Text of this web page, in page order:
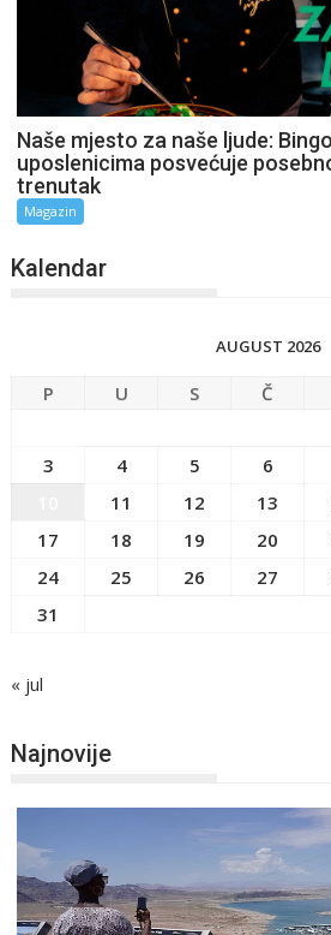
Naše mjesto za naše ljude:
uposlenicima posvećuje
trenutak
Magazin
Kalendar
AUGUST 2026
P U S Č
3
4 5 6
11 12 13
17
18 19 20
24
25 26 27
31
« jul
Najnovije